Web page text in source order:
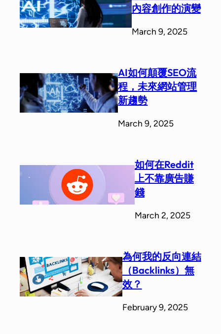
內容創作的演變
March 9, 2025
AI如何顛覆SEO流
程，未來網站管理
新趨勢
March 9, 2025
如何在Reddit
上不靠廣告賺
錢
March 2, 2025
為何我的反向連結
（Backlinks）無
效？
February 9, 2025